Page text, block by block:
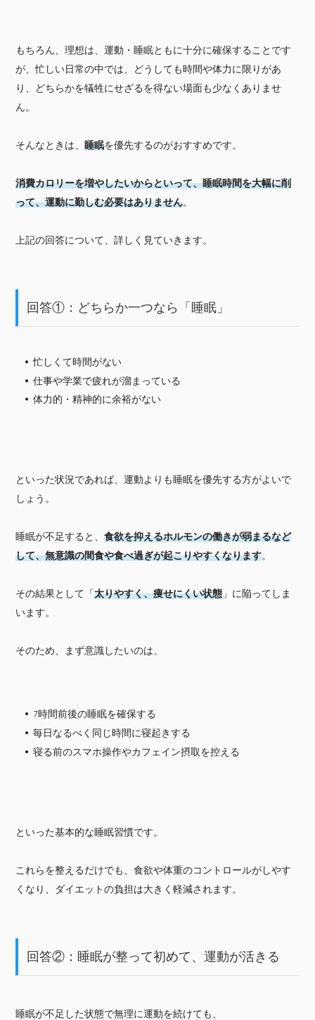
もちろん、理想は、運動・睡眠ともに十分に確保することです
が、忙しい日常の中では、どうしても時間や体力に限りがあ
り、どちらかを犠牲にせざるを得ない場面も少なくありませ
ん。
そんなときは、睡眠を優先するのがおすすめです。
消費カロリーを増やしたいからといって、睡眠時間を大幅に削
って、運動に勤しむ必要はありません。
上記の回答について、詳しく見ていきます。
回答①：どちらか一つなら「睡眠」
忙しくて時間がない
仕事や学業で疲れが溜まっている
体力的・精神的に余裕がない
といった状況であれば、運動よりも睡眠を優先する方がよいで
しょう。
睡眠が不足すると、食欲を抑えるホルモンの働きが弱まるなど
して、無意識の間食や食べ過ぎが起こりやすくなります。
その結果として「太りやすく、痩せにくい状態 」に陥ってしま
います。
そのため、まず意識したいのは、
7時間前後の睡眠を確保する
毎日なるべく同じ時間に寝起きする
寝る前のスマホ操作やカフェイン摂取を控える
といった基本的な睡眠習慣です。
これらを整えるだけでも、食欲や体重のコントロールがしやす
くなり、ダイエットの負担は大きく軽減されます。
回答②：睡眠が整って初めて、運動が活きる
睡眠が不足した状態で無理に運動を続けても、